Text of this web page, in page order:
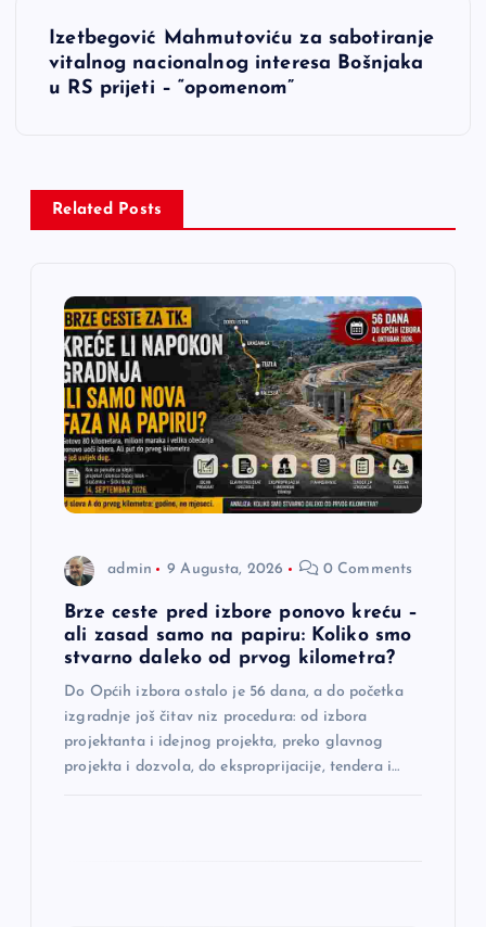
c
Izetbegović Mahmutoviću za sabotiranje
vitalnog nacionalnog interesa Bošnjaka
u RS prijeti – “opomenom”
Related Posts
admin 9 Augusta, 2026 0 Comments
Brze ceste pred izbore ponovo kreću –
ali zasad samo na papiru: Koliko smo
stvarno daleko od prvog kilometra?
Do Općih izbora ostalo je 56 dana, a do početka
izgradnje još čitav niz procedura: od izbora
projektanta i idejnog projekta, preko glavnog
projekta i dozvola, do eksproprijacije, tendera i…